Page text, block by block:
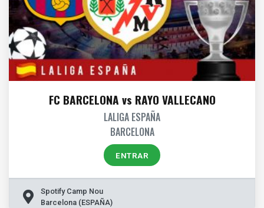
FC BARCELONA vs RAYO VALLECANO
LALIGA ESPAÑA
BARCELONA
ENTRAR
Spotify Camp Nou
Barcelona (ESPAÑA)